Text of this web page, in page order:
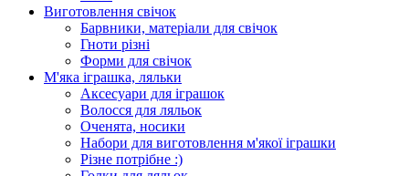
Виготовлення свічок
Барвники, матеріали для свічок
Гноти різні
Форми для свічок
М'яка іграшка, ляльки
Аксесуари для іграшок
Волосся для ляльок
Оченята, носики
Набори для виготовлення м'якої іграшки
Різне потрібне :)